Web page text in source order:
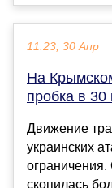
11:23, 30 Апр
На
пробка в 30
Движение
украинских
ограничения.
скопилась